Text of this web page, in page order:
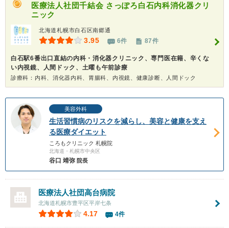
医療法人社団千結会 さっぽろ白石内科消化器クリ
ニック
北海道札幌市白石区南郷通
3.95 6件 87件
白石駅6番出口直結の内科・消化器クリニック、専門医在籍、辛くな
い内視鏡、人間ドック、土曜も午前診療
診療科：内科、消化器内科、胃腸科、内視鏡、健康診断、人間ドック
美容外科
生活習慣病のリスクを減らし、美容と健康を支え
る医療ダイエット
ころもクリニック 札幌院
北海道・札幌市中央区
谷口 靖弥 院長
医療法人社団高台病院
北海道札幌市豊平区平岸七条
4.17 4件